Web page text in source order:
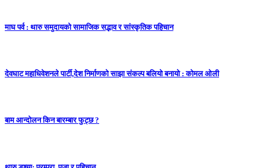
माघ पर्व : थारु समुदायको सामाजिक सद्भाव र सांस्कृतिक पहिचान
देवघाट महाधिवेशनले पार्टी,देश निर्माणको साझा संकल्प बलियो बनायो : कोमल ओली
बाम आन्दाेलन किन बारम्बार फुट्छ ?